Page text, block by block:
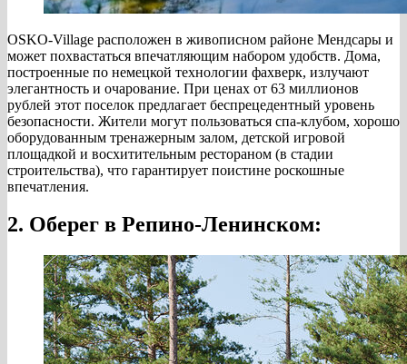
OSKO-Village расположен в живописном районе Мендсары и
может похвастаться впечатляющим набором удобств. Дома,
построенные по немецкой технологии фахверк, излучают
элегантность и очарование. При ценах от 63 миллионов
рублей этот поселок предлагает беспрецедентный уровень
безопасности. Жители могут пользоваться спа-клубом, хорошо
оборудованным тренажерным залом, детской игровой
площадкой и восхитительным рестораном (в стадии
строительства), что гарантирует поистине роскошные
впечатления.
2. Оберег в Репино-Ленинском: